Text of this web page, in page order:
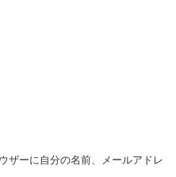
ザーに自分の名前、メールアドレ